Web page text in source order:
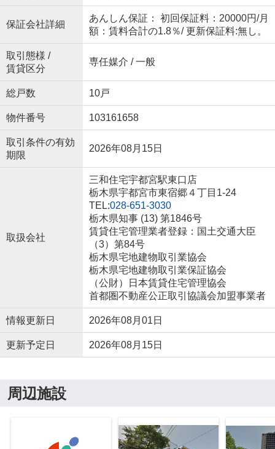
保証会社詳細
あんしん保証： 初回保証料：20000円/月
額：賃料合計の1.8％/ 更新保証料:無し。
取引態様 /
賃貸区分
専任媒介 / 一般
総戸数 10戸
物件番号 103161658
取引条件の有効
期限
2026年08月15日
取扱会社
三和住宅宇都宮駅東口店
栃木県宇都宮市東宿郷４丁目1-24
TEL:028-651-3030
栃木県知事 (13) 第1846号
賃貸住宅管理業者登録：国土交通大臣
（3）第84号
栃木県宅地建物取引業協会
栃木県宅地建物取引業保証協会
（公財）日本賃貸住宅管理協会
首都圏不動産公正取引協議会加盟事業者
情報更新日 2026年08月01日
更新予定日 2026年08月15日
周辺施設